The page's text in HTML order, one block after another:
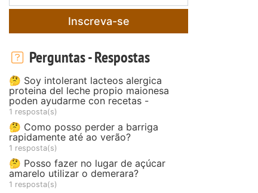
Inscreva-se
Perguntas - Respostas
🤔 Soy intolerant lacteos alergica
proteina del leche propio maionesa
poden ayudarme con recetas -
1 resposta(s)
🤔 Como posso perder a barriga
rapidamente até ao verão?
1 resposta(s)
🤔 Posso fazer no lugar de açúcar
amarelo utilizar o demerara?
1 resposta(s)